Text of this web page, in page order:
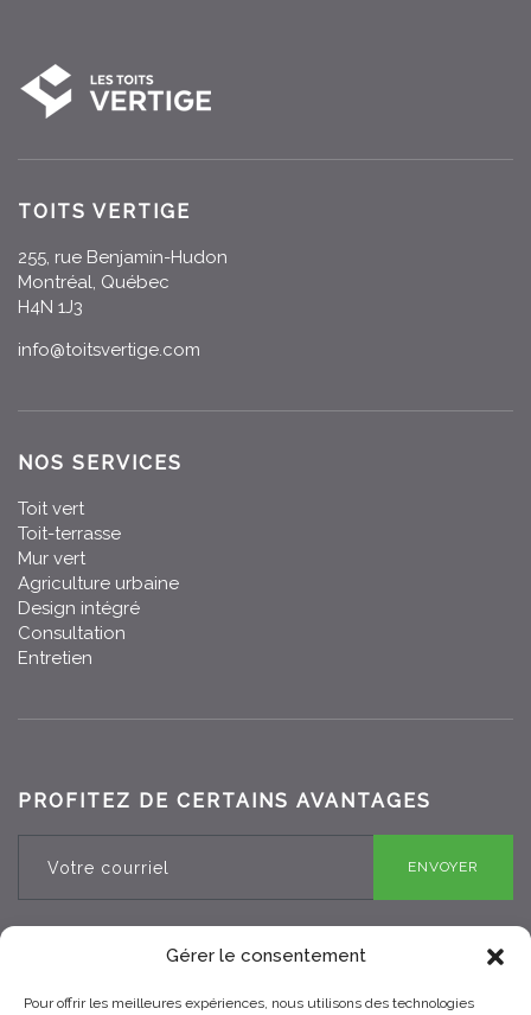
Gérer le consentement
Pour offrir les meilleures expériences, nous utilisons des technologies
TOITS VERTIGE
255, rue Benjamin-Hudon
Montréal, Québec
H4N 1J3
info@toitsvertige.com
NOS SERVICES
Toit vert
Toit-terrasse
Mur vert
Agriculture urbaine
Design intégré
Consultation
Entretien
PROFITEZ DE CERTAINS AVANTAGES
ENVOYER